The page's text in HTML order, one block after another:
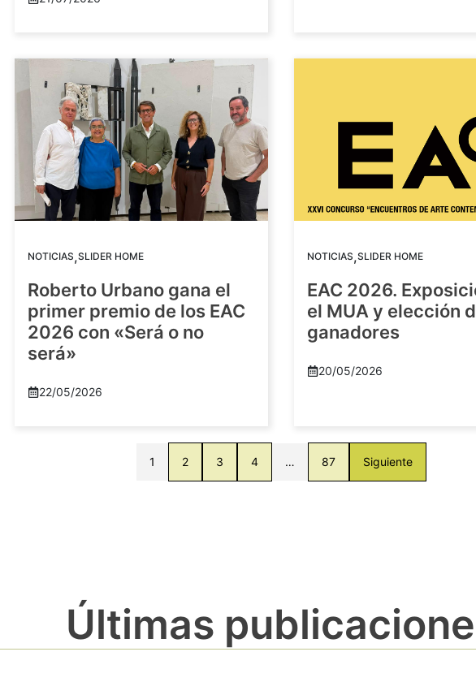
NOTICIAS,SLIDER HOME
Roberto Urbano gana el
primer premio de los EAC
2026 con «Será o no
será»
22/05/2026
NOTICIAS,SLIDER HOME
EAC 2026.
el MUA y elección
ganadores
20/05/2026
1 2 3 4 … 87 Siguiente
Últimas